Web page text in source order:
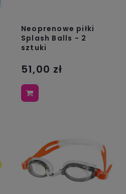
Neoprenowe piłki
Splash Balls - 2
sztuki
51,00 zł